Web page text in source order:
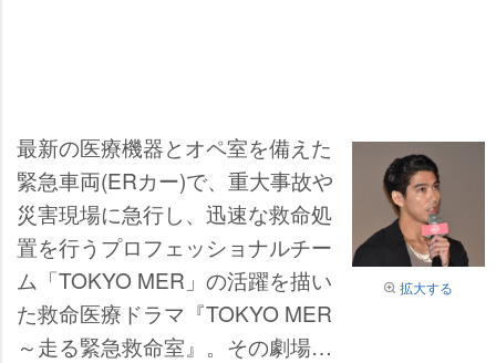
拡大する
最新の医療機器とオペ室を備えた
緊急車両(ERカー)で、重大事故
災害現場に急行し、迅速な救命処
置を行うプロフェッショナルチー
ム「TOKYO MER」の活躍を描い
た救命医療ドラマ『TOKYO MER
～走る緊急救命室』。その劇場版